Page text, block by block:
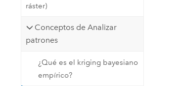
ráster)
Conceptos de Analizar
patrones
¿Qué es el kriging bayesiano
empírico?